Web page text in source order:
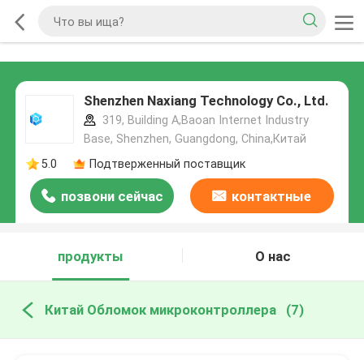
Shenzhen Naxiang Technology Co., Ltd.
319, Building A,Baoan Internet Industry
Base, Shenzhen, Guangdong, China,Китай
5.0
Подтверженный поставщик
позвони сейчас контактные
продукты
О нас
Китай Обломок микроконтроллера (7)